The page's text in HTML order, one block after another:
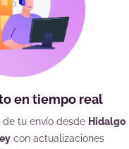
en tiempo real
de tu envío desde Hidalgo
con actualizaciones